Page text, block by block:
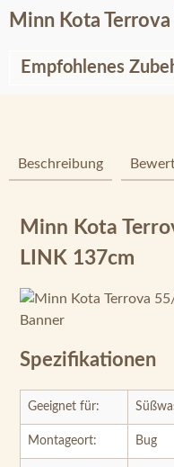
Minn Kota
Empfohlenes
Beschreibung
Minn Kota
LINK 137cm
Spezifikationen
Geeignet für:
Montageort: Bug